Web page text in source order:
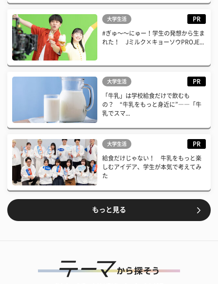
大学生活 PR
#ぎゅ〜〜にゅー！学生の発想から生ま
れた！ Jミルク×キョーソウPROJE...
大学生活 PR
「牛乳」は学校給食だけで飲むも
の？ “牛乳をもっと身近に”――「牛
乳でスマ...
大学生活 PR
給食だけじゃない！ 牛乳をもっと楽
しむアイデア、学生が本気で考えてみ
た
もっと見る